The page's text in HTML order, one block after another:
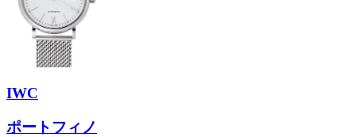
IWC
ポートフィノ